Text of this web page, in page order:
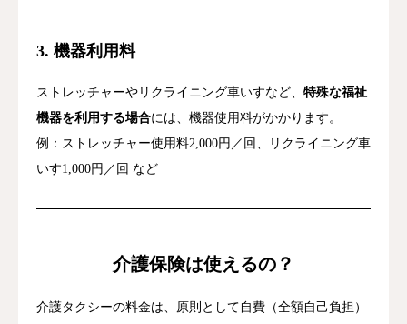
3. 機器利用料
ストレッチャーやリクライニング車いすなど、 特殊な福祉
機器を利用する場合には、機器使用料がかかります。
例：ストレッチャー使用料2,000円／回、リクライニング車
いす1,000円／回 など
介護保険は使えるの？
介護タクシーの料金は、原則として自費（全額自己負担）